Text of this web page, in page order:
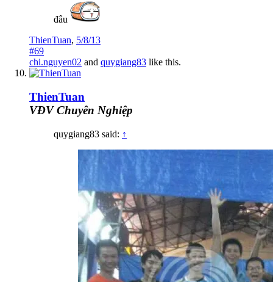
đâu
ThienTuan, 5/8/13
#69
chi.nguyen02 and quygiang83 like this.
ThienTuan
VĐV Chuyên Nghiệp
quygiang83 said: ↑